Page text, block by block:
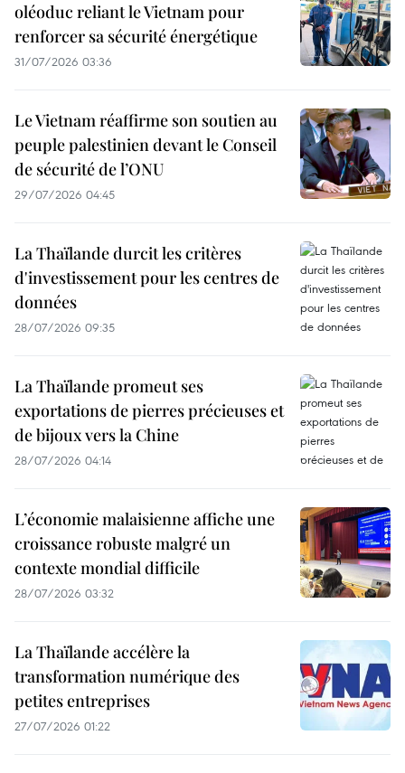
oléoduc reliant le Vietnam pour
renforcer sa sécurité énergétique
31/07/2026 03:36
Le Vietnam réaffirme son soutien au
peuple palestinien devant le Conseil
de sécurité de l’ONU
29/07/2026 04:45
La Thaïlande durcit les critères
d'investissement pour les centres de
données
28/07/2026 09:35
La Thaïlande promeut ses
exportations de pierres précieuses et
de bijoux vers la Chine
28/07/2026 04:14
L’économie malaisienne affiche une
croissance robuste malgré un
contexte mondial difficile
28/07/2026 03:32
La Thaïlande accélère la
transformation numérique des
petites entreprises
27/07/2026 01:22